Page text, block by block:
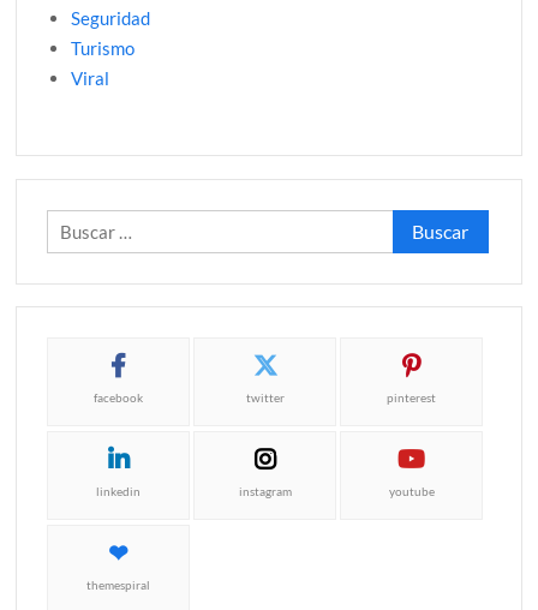
Seguridad
Turismo
Viral
Buscar:
facebook twitter pinterest
linkedin instagram youtube
themespiral